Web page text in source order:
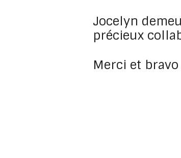
Jocelyn
précieux
Merci et